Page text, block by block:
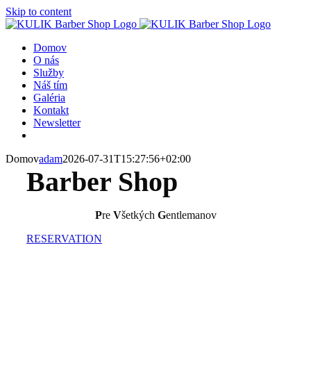
Skip to content
Domov
O nás
Služby
Náš tím
Galéria
Kontakt
Newsletter
Domovadam2026-07-31T15:27:56+02:00
Barber Shop
Pre Všetkých Gentlemanov
RESERVATION